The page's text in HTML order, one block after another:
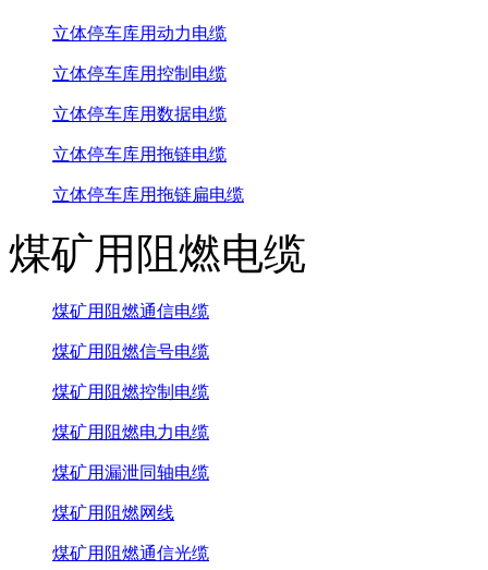
立体停车库用动力电缆
立体停车库用控制电缆
立体停车库用数据电缆
立体停车库用拖链电缆
立体停车库用拖链扁电缆
煤矿用阻燃电缆
煤矿用阻燃通信电缆
煤矿用阻燃信号电缆
煤矿用阻燃控制电缆
煤矿用阻燃电力电缆
煤矿用漏泄同轴电缆
煤矿用阻燃网线
煤矿用阻燃通信光缆